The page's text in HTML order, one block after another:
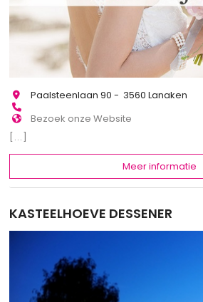
Paalsteenlaan 90 - 3560 Lanaken
Bezoek onze Website
[...]
Meer informatie
KASTEELHOEVE DESSENER